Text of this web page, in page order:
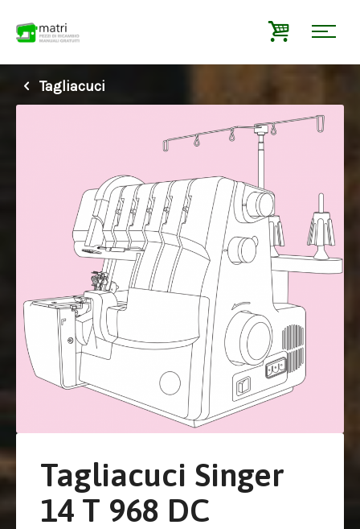
Tagliacuci
Tagliacuci Singer
14 T 968 DC